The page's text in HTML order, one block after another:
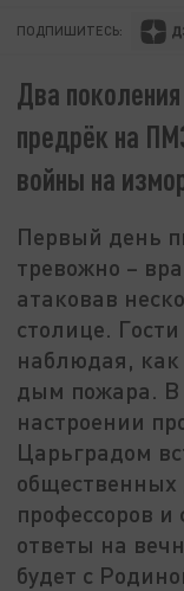
ПОДПИШИТЕСЬ:
Два
предрёк на
войны на
Первый день
тревожно –
атаковав
столице.
наблюдая, как
дым пожара. В
настроении
Царьградом
общественных
профессоров
ответы на
будет с